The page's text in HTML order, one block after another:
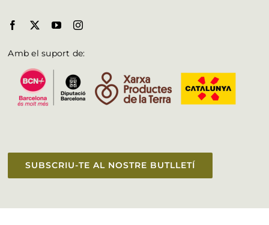
Amb el suport de:
SUBSCRIU-TE AL NOSTRE BUTLLETÍ